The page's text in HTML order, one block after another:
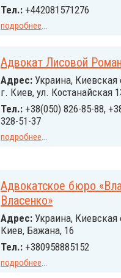
Тел.: +442081571276
подробнее...
Адвокат Лисовой Роман
Адрес: Украина, Киевская
г. Киев, ул. Костанайская
Тел.: +38(050) 826-85-88,
328-51-37
подробнее...
Адвокатское бюро
Власенко»
Адрес: Украина, Киевская
Киев, Бажана, 16
Тел.: +380958885152
подробнее...